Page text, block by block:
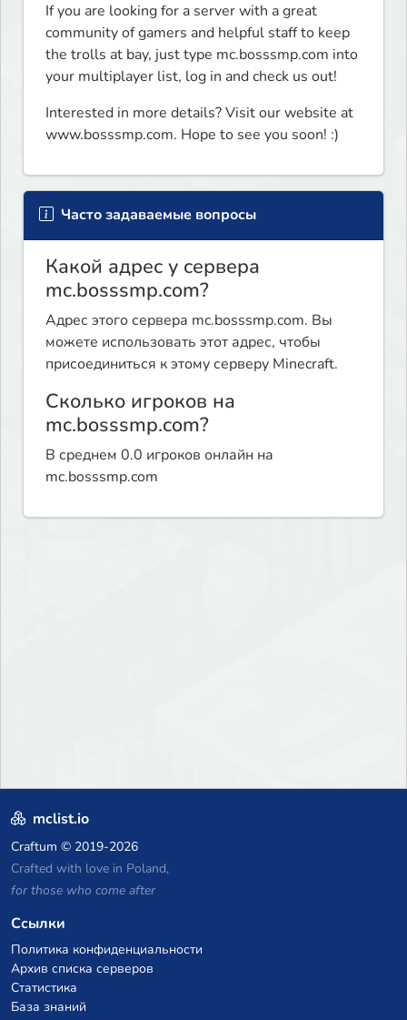
If you are looking for a server with a great
community of gamers and helpful staff to keep
the trolls at bay, just type mc.bosssmp.com into
your multiplayer list, log in and check us out!
Interested in more details? Visit our website at
www.bosssmp.com. Hope to see you soon! :)
Часто задаваемые вопросы
Какой адрес у сервера
mc.bosssmp.com?
Адрес этого сервера mc.bosssmp.com. Вы
можете использовать этот адрес, чтобы
присоединиться к этому серверу Minecraft.
Сколько игроков на
mc.bosssmp.com?
В среднем 0.0 игроков онлайн на
mc.bosssmp.com
mclist.io
Craftum © 2019-2026
Crafted with love in Poland,
for those who come after
Ссылки
Политика конфиденциальности
Архив списка серверов
Статистика
База знаний